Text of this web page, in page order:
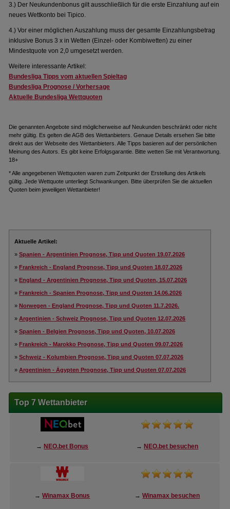
3.) Der Neukundenbonus gilt ausschließlich für die erste Einzahlung auf ein
neues Wettkonto bei Tipico.
4.) Vor einer möglichen Auszahlung muss der gesamte Einzahlungsbetrag
inklusive Bonus 3 x in Wetten (Einzel- oder Kombiwetten) zu einer
Mindestquote von 2,0 umgesetzt werden.
Weitere interessante Artikel:
Bundesliga Tipps vom aktuellen Spieltag
Bundesliga Prognose / Vorhersage
Aktuelle Bundesliga Wettquoten
Die genannten Angebote sind möglicherweise auf Neukunden beschränkt oder nicht
mehr gültig. Es gelten die AGB des Wettanbieters. Genaue Details ersehen Sie bitte
direkt aus der Webseite des Wettanbieters. Alle Tipps basieren auf der persönlichen
Meinung des Autors. Es gibt keine Erfolgsgarantie. Bitte wetten Sie mit Verantwortung.
18+
* Alle angegebenen Wettquoten waren zum Zeitpunkt der Erstellung des Artikels
gültig. Jede Wettquote unterliegt Schwankungen. Bitte überprüfen Sie die aktuellen
Quoten beim jeweiligen Wettanbieter!
Aktuelle Artikel:
»Spanien - Argentinien Prognose, Tipp und Quoten 19.07.2026
»Frankreich - England Prognose, Tipp und Quoten 18.07.2026
»England - Argentinien Prognose, Tipp und Quoten, 15.07.2026
»Frankreich - Spanien Prognose, Tipp und Quoten 14.06.2026
»Norwegen - England Prognose, Tipp und Quoten 11.7.2026.
»Argentinien - Schweiz Prognose, Tipp und Quoten 12.07.2026
»Spanien - Belgien Prognose, Tipp und Quoten, 10.07.2026
»Frankreich - Marokko Prognose, Tipp und Quoten 09.07.2026
»Schweiz - Kolumbien Prognose, Tipp und Quoten 07.07.2026
»Argentinien - Ägypten Prognose, Tipp und Quoten 07.07.2026
Top 7 Wettanbieter
→ NEO.bet Bonus → NEO.bet besuchen
→Winamax Bonus →Winamax besuchen